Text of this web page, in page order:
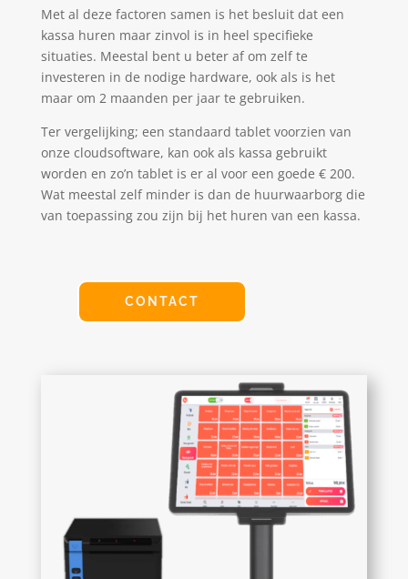
Met al deze factoren samen is het besluit dat een
kassa huren maar zinvol is in heel specifieke
situaties. Meestal bent u beter af om zelf te
investeren in de nodige hardware, ook als is het
maar om 2 maanden per jaar te gebruiken.
Ter vergelijking; een standaard tablet voorzien van
onze cloudsoftware, kan ook als kassa gebruikt
worden en zo’n tablet is er al voor een goede € 200.
Wat meestal zelf minder is dan de huurwaarborg die
van toepassing zou zijn bij het huren van een kassa.
CONTACT